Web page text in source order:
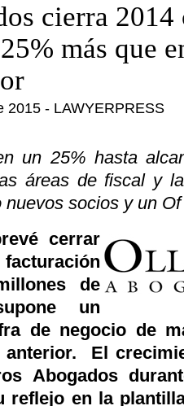
cierra 2014
más que
2015 - LAWYERPRESS
un 25% hasta
áreas de fiscal y
socios y un
cerrar
de
un
de negocio de
anterior. El
Abogados
reflejo en la